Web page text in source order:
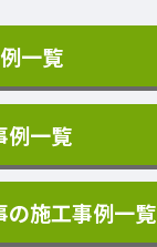
一覧
例一覧
の施工事例一覧